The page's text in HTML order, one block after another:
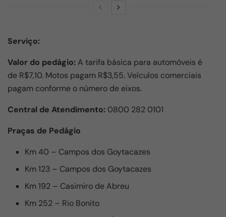
Serviço:
Valor do pedágio: A tarifa básica para automóveis é
de R$7,10. Motos pagam R$3,55. Veículos comerciais
pagam conforme o número de eixos.
Central de Atendimento: 0800 282 0101
Praças de Pedágio
Km 40 – Campos dos Goytacazes
Km 123 – Campos dos Goytacazes
Km 192 – Casimiro de Abreu
Km 252 – Rio Bonito